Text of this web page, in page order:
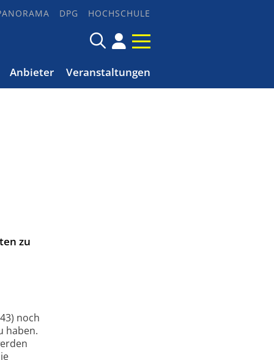
DPG HOCHSCHULE
Anbieter Veranstaltungen
zu
noch
haben.